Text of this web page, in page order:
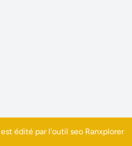
édité par l'outil seo Ranxplorer